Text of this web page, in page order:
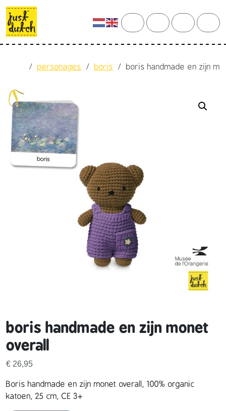
Skip to content
Skip to footer
searchaccountcart
Homepersonages boris boris handmade en zijn
boris handmade en zijn monet
overall
€ 26,95
Boris handmade en zijn monet overall, 100% organic
katoen, 25 cm, CE 3+